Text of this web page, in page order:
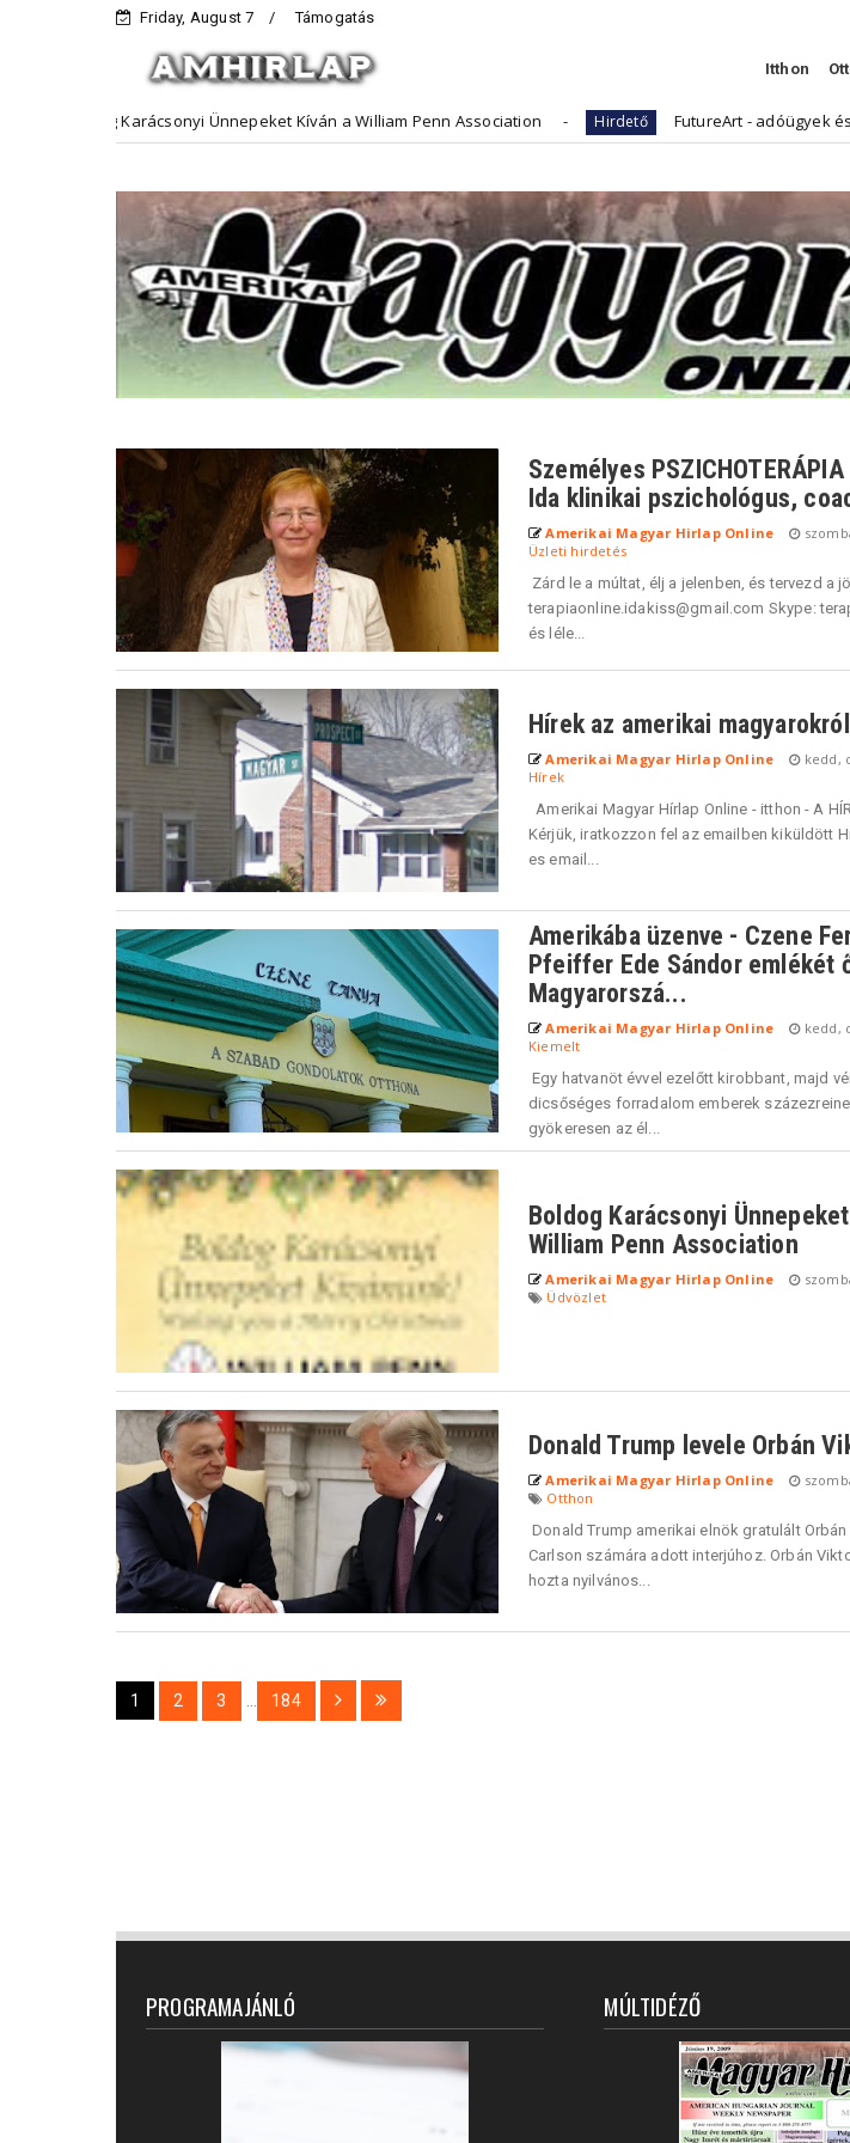
Friday, August 7 Támogatás
Itthon
Boldog Karácsonyi Ünnepeket Kíván a William Penn Association Hirdető FutureArt - adóügyek és
Személyes
Ida klinikai pszichológus,
Amerikai Magyar Hirlap Online
Üzleti hirdetés
Zárd le a múltat, élj a jelenben, és tervezd a
terapiaonline.idakiss@gmail.com Skype:
és léle...
Hírek az amerikai magyarokról
Amerikai Magyar Hirlap Online
kedd,
Hírek
Amerikai Magyar Hírlap Online - itthon - A
Kérjük, iratkozzon fel az emailben kiküldött
es email...
Amerikába üzenve - Czene
Pfeiffer Ede Sándor emlékét
Magyarorszá...
Amerikai Magyar Hirlap Online
kedd,
Kiemelt
Egy hatvanöt évvel ezelőtt kirobbant, majd
dicsőséges forradalom emberek
gyökeresen az él...
Boldog Karácsonyi
William Penn Association
Amerikai Magyar Hirlap Online
Üdvözlet
Donald Trump levele Orbán
Amerikai Magyar Hirlap Online
Otthon
Donald Trump amerikai elnök gratulált
Carlson számára adott interjúhoz. Orbán
hozta nyilvános...
1 2 3 ... 184
PROGRAMAJÁNLÓ MÚLTIDÉZŐ